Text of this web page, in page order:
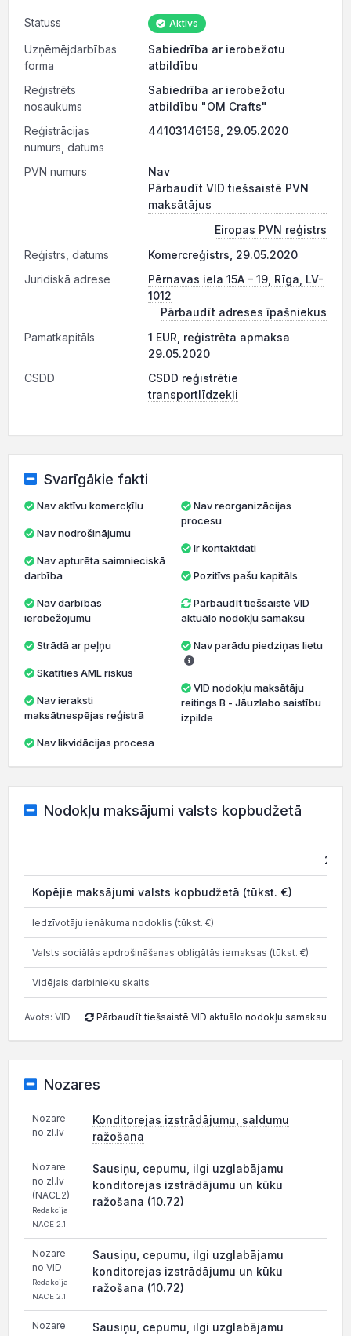
Statuss Aktīvs
Uzņēmējdarbības
forma
Sabiedrība ar ierobežotu
atbildību
Reģistrēts
nosaukums
Sabiedrība ar ierobežotu
atbildību "OM Crafts"
Reģistrācijas
numurs, datums
44103146158, 29.05.2020
PVN numurs
Nav
Pārbaudīt VID tiešsaistē PVN
maksātājus
Eiropas PVN reģistrs
Reģistrs, datums
Komercreģistrs, 29.05.2020
Juridiskā adrese
Pērnavas iela 15A – 19, Rīga, LV-
1012
Pārbaudīt adreses īpašniekus
Pamatkapitāls
1 EUR, reģistrēta apmaksa
29.05.2020
CSDD
CSDD reģistrētie
transportlīdzekļi
Svarīgākie fakti
Nav aktīvu komercķīlu
Nav nodrošinājumu
darbība
ierobežojumu
Strādā ar peļņu
Skatīties AML riskus
maksātnespējas reģistrā
Nav likvidācijas procesa
Nav reorganizācijas
procesu
Ir kontaktdati
Pozitīvs pašu kapitāls
Pārbaudīt tiešsaistē VID
aktuālo nodokļu samaksu
Nav parādu piedziņas lietu
VID nodokļu maksātāju
reitings B - Jāuzlabo saistību
izpilde
Nodokļu maksājumi valsts kopbudžetā
2025
Kopējie maksājumi valsts kopbudžetā (tūkst. €)
Iedzīvotāju ienākuma nodoklis (tūkst. €)
Valsts sociālās apdrošināšanas obligātās iemaksas (tūkst. €)
Vidējais darbinieku skaits
Avots: VID Pārbaudīt tiešsaistē VID aktuālo nodokļu samaksu
Nozares
Nozare
no zl.lv
Konditorejas izstrādājumu, saldumu
ražošana
Nozare
no zl.lv
(NACE2)
Redakcija
NACE 2.1
Sausiņu, cepumu, ilgi uzglabājamu
konditorejas izstrādājumu un kūku
ražošana (10.72)
Nozare
no VID
Redakcija
NACE 2.1
Sausiņu, cepumu, ilgi uzglabājamu
konditorejas izstrādājumu un kūku
ražošana (10.72)
Nozare
Sausiņu, cepumu, ilgi uzglabājamu